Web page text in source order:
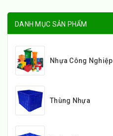
DANH MỤC SẢN PHẨM
Nhựa Công Nghiệp
Thùng Nhựa